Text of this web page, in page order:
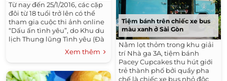
Từ nay đến 25/1/2016, các cặp
đôi từ 18 tuổi trở lên có thể
tham gia cuộc thi ảnh online
“Dấu ấn tình yêu”, do Khu du
lịch Thung lũng Tình yêu (Đà
Xem thêm
Tiệm bánh trên chiếc xe bus
màu xanh ở Sài Gòn
Nằm lọt thỏm trong khu giải
trí Nhà ga 3A, tiệm bánh
Pacey Cupcakes thu hút giới
trẻ thành phố bởi quầy pha
chế là chiếc xe bus nhỏ độc